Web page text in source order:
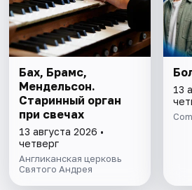
Бах, Брамс,
Мендельсон.
Старинный орган
при свечах
13 августа 2026 •
четверг
Англиканская церковь
Святого Андрея
13